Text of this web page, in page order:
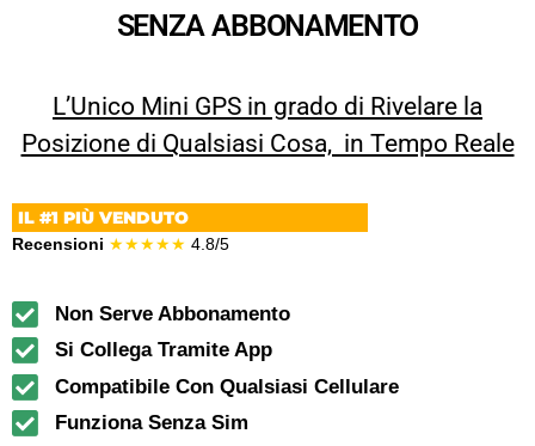
SENZA ABBONAMENTO
L’Unico Mini GPS in grado di Rivelare la
Posizione di Qualsiasi Cosa, in Tempo Reale
IL #1 PIÙ VENDUTO
Recensioni ★★★★★ 4.8/5
Non Serve Abbonamento
Si Collega Tramite App
Compatibile Con Qualsiasi Cellulare
Funziona Senza Sim